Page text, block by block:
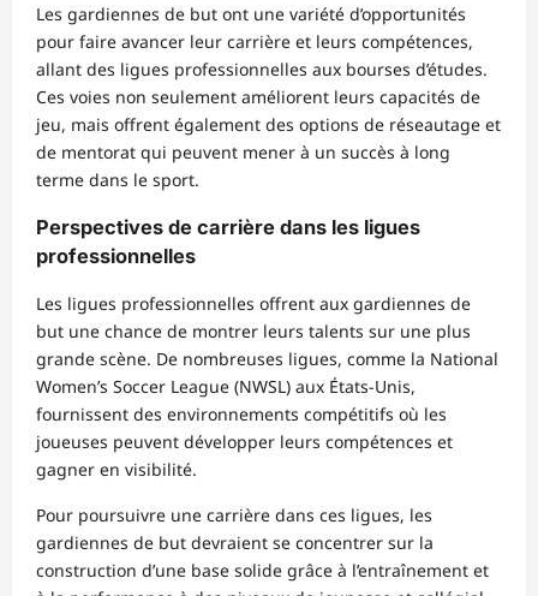
Les gardiennes de but ont une variété d’opportunités
pour faire avancer leur carrière et leurs compétences,
allant des ligues professionnelles aux bourses d’études.
Ces voies non seulement améliorent leurs capacités de
jeu, mais offrent également des options de réseautage et
de mentorat qui peuvent mener à un succès à long
terme dans le sport.
Perspectives de carrière dans les ligues
professionnelles
Les ligues professionnelles offrent aux gardiennes de
but une chance de montrer leurs talents sur une plus
grande scène. De nombreuses ligues, comme la National
Women’s Soccer League (NWSL) aux États-Unis,
fournissent des environnements compétitifs où les
joueuses peuvent développer leurs compétences et
gagner en visibilité.
Pour poursuivre une carrière dans ces ligues, les
gardiennes de but devraient se concentrer sur la
construction d’une base solide grâce à l’entraînement et